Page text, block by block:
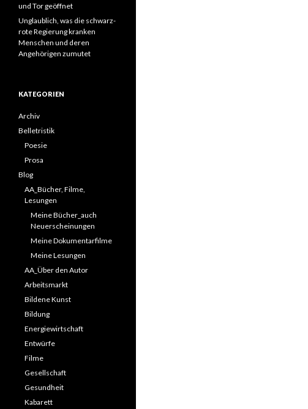
und Tor geöffnet
Unglaublich, was die schwarz-
rote Regierung kranken
Menschen und deren
Angehörigen zumutet
KATEGORIEN
Archiv
Belletristik
Poesie
Prosa
Blog
AA_Bücher, Filme,
Lesungen
Meine Bücher_auch
Neuerscheinungen
Meine Dokumentarfilme
Meine Lesungen
AA_Über den Autor
Arbeitsmarkt
Bildene Kunst
Bildung
Energiewirtschaft
Entwürfe
Filme
Gesellschaft
Gesundheit
Kabarett